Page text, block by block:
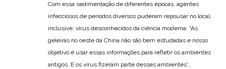
Com essa sedimentação de diferentes épocas, agentes
infecciosos de períodos diversos puderam repousar no local,
inclusive, vírus desconhecidos da ciência moderna. “As
geleiras no oeste da China não são bem estudadas e nosso
objetivo é usar essas informações para refletir os ambientes
antigos. E os vírus fizeram parte desses ambientes”,